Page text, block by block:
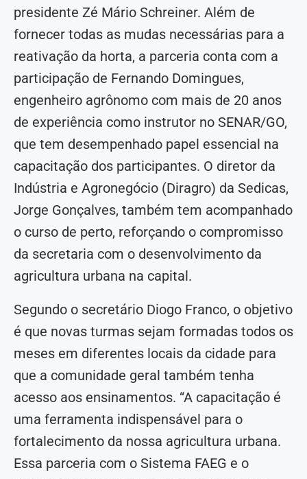
presidente Zé Mário Schreiner. Além de
fornecer todas as mudas necessárias para a
reativação da horta, a parceria conta com a
participação de Fernando Domingues,
engenheiro agrônomo com mais de 20 anos
de experiência como instrutor no SENAR/GO,
que tem desempenhado papel essencial na
capacitação dos participantes. O diretor da
Indústria e Agronegócio (Diragro) da Sedicas,
Jorge Gonçalves, também tem acompanhado
o curso de perto, reforçando o compromisso
da secretaria com o desenvolvimento da
agricultura urbana na capital.
Segundo o secretário Diogo Franco, o objetivo
é que novas turmas sejam formadas todos os
meses em diferentes locais da cidade para
que a comunidade geral também tenha
acesso aos ensinamentos. “A capacitação é
uma ferramenta indispensável para o
fortalecimento da nossa agricultura urbana.
Essa parceria com o Sistema FAEG e o